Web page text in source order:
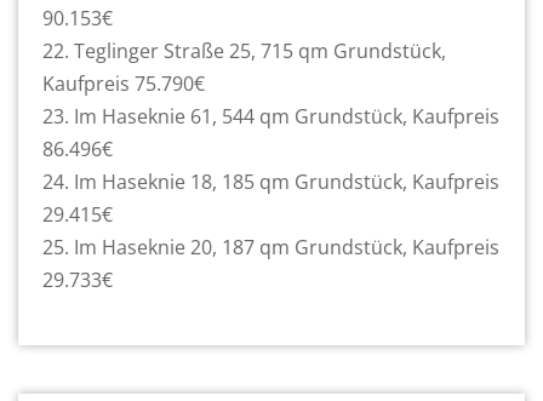
90.153€
22. Teglinger Straße 25, 715 qm Grundstück,
Kaufpreis 75.790€
23. Im Haseknie 61, 544 qm Grundstück, Kaufpreis
86.496€
24. Im Haseknie 18, 185 qm Grundstück, Kaufpreis
29.415€
25. Im Haseknie 20, 187 qm Grundstück, Kaufpreis
29.733€